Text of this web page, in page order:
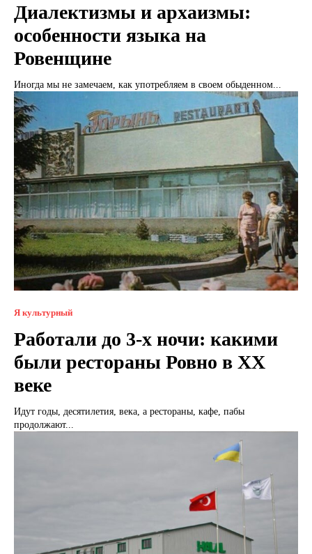
Диалектизмы и архаизмы:
особенности языка на
Ровенщине
Иногда мы не замечаем, как употребляем в своем обыденном...
Я культурный
Работали до 3-х ночи: какими
были рестораны Ровно в XX
веке
Идут годы, десятилетия, века, а рестораны, кафе, пабы
продолжают...